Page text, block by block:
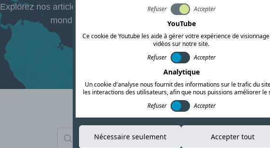
Explorez nos articles approfondis et nos présentations vidéo sur les
mondiales, les stratégies de conformité et les tendances
Search Articles
Refuser
Accepter
YouTube
Ce cookie de Youtube les aide à gérer votre expérience de
vidéos sur notre site.
Refuser
Accepter
Analytique
Un cookie d'analyse nous fournit des informations sur le trafic du
les interactions des utilisateurs, afin que nous puissions améliorer le
Refuser
Accepter
Nécessaire seulement Accepter tout